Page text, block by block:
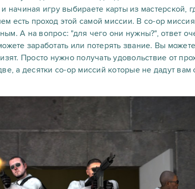
начиная игру выбираете карты из мастерской,
есть проход этой самой миссии. В co-op
А на вопрос: "для чего они нужны?", ответ
заработать или потерять звание. Вы
Просто нужно получать удовольствие от
а десятки co-op миссий которые не дадут вам